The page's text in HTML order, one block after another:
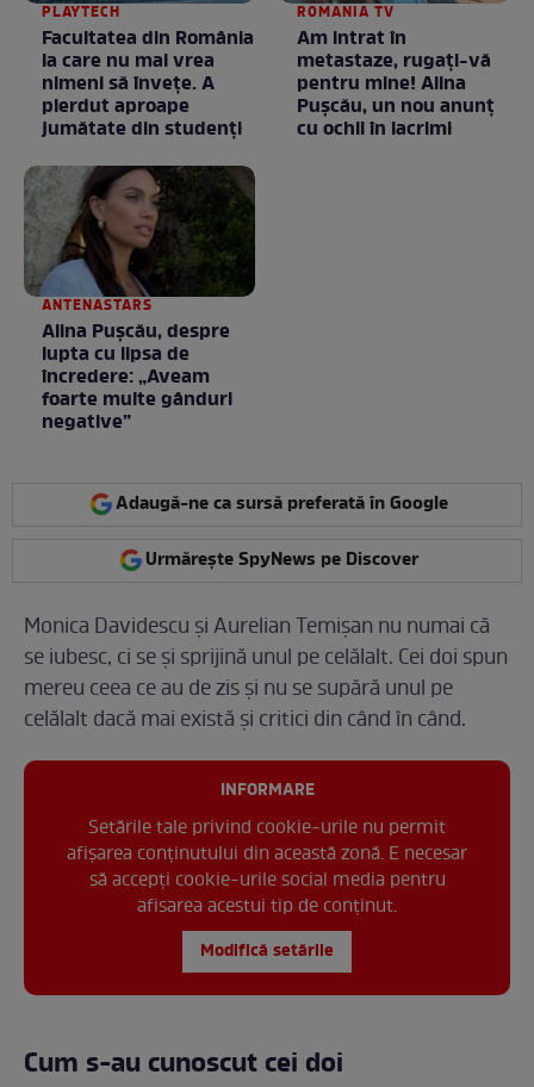
PLAYTECH
Facultatea din România
la care nu mai vrea
nimeni să înveţe. A
pierdut aproape
jumătate din studenţi
ROMANIA TV
Am intrat în
metastaze, rugaţi-vă
pentru mine! Alina
Puşcău, un nou anunţ
cu ochii în lacrimi
ANTENASTARS
Alina Pușcău, despre
lupta cu lipsa de
încredere: „Aveam
foarte multe gânduri
negative”
Adaugă-ne ca sursă preferată în Google
Urmărește SpyNews pe Discover
Monica Davidescu și Aurelian Temișan nu numai că
se iubesc, ci se și sprijină unul pe celălalt. Cei doi spun
mereu ceea ce au de zis și nu se supără unul pe
celălalt dacă mai există și critici din când în când.
INFORMARE
Setările tale privind cookie-urile nu permit
afișarea conținutului din această zonă. E necesar
să accepți cookie-urile social media pentru
afisarea acestui tip de conținut.
Modifică setările
Cum s-au cunoscut cei doi